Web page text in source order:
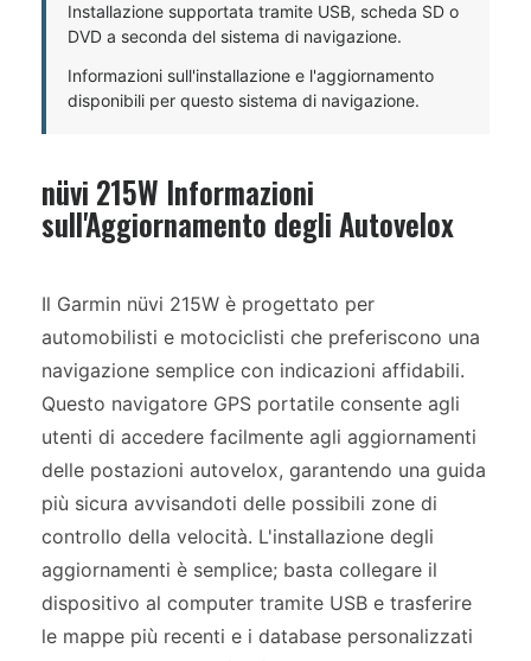
Installazione supportata tramite USB, scheda SD o
DVD a seconda del sistema di navigazione.
Informazioni sull'installazione e l'aggiornamento
disponibili per questo sistema di navigazione.
nüvi 215W Informazioni
sull'Aggiornamento degli Autovelox
Il Garmin nüvi 215W è progettato per
automobilisti e motociclisti che preferiscono una
navigazione semplice con indicazioni affidabili.
Questo navigatore GPS portatile consente agli
utenti di accedere facilmente agli aggiornamenti
delle postazioni autovelox, garantendo una guida
più sicura avvisandoti delle possibili zone di
controllo della velocità. L'installazione degli
aggiornamenti è semplice; basta collegare il
dispositivo al computer tramite USB e trasferire
le mappe più recenti e i database personalizzati